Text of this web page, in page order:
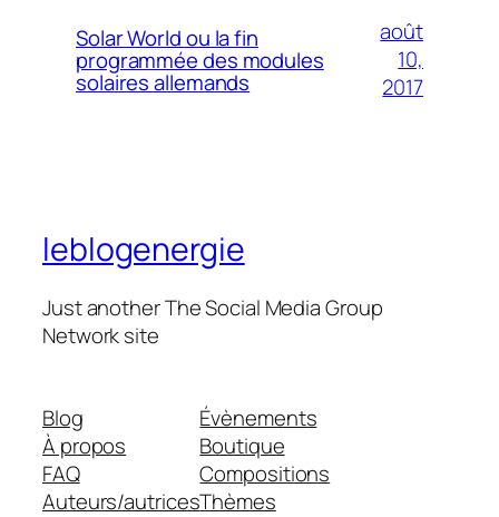
Solar World ou la fin
programmée des modules
solaires allemands
août
10,
2017
leblogenergie
Just another The Social Media Group
Network site
Blog
À propos
FAQ
Auteurs/autrices
Évènements
Boutique
Compositions
Thèmes